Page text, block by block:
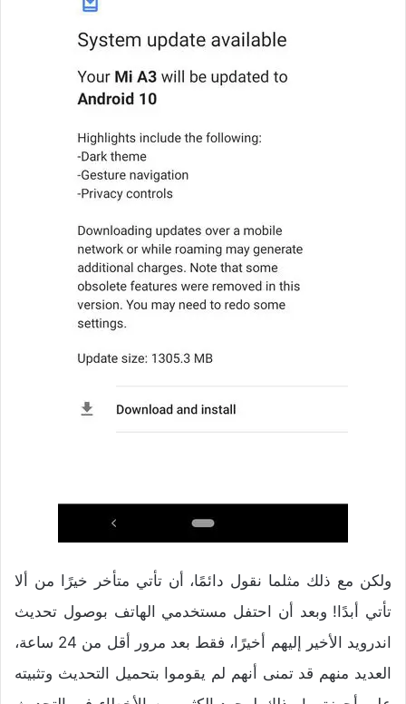
ولكن مع ذلك مثلما نقول دائمًا، أن تأتي متأخر خيرًا من ألا
تأتي أبدًا! وبعد أن احتفل مستخدمي الهاتف بوصول تحديث
اندرويد الأخير إليهم أخيرًا، فقط بعد مرور أقل من 24 ساعة،
العديد منهم قد تمنى أنهم لم يقوموا بتحميل التحديث وتثبيته